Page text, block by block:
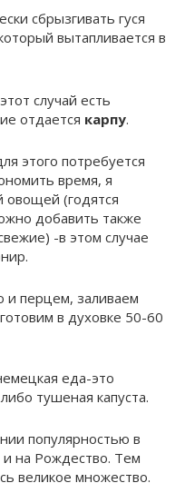
сбрызгивать гуся
вытапливается в
случай есть
отдается карпу.
этого потребуется
время, я
(годятся
добавить также
-в этом случае
перцем, заливаем
в духовке 50-60
еда-это
тушеная капуста.
популярностью в
на Рождество. Тем
великое множество.